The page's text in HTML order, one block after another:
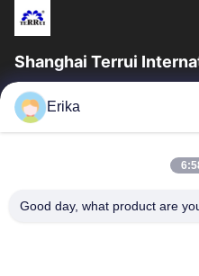
Shanghai Terrui
शंघाई टेरुई इंटरनेशनल ट्रेड कं,
विकास, निर्माण और बिक्री में विशेषज्ञता
त्वरित लिंक
हमारे बारे में
Erika
Good day, what product are